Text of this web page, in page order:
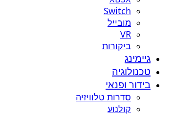
Switch
מובייל
VR
ביקורות
גיימינג
טכנולוגיה
בידור ופנאי
סדרות טלוויזיה
קולנוע